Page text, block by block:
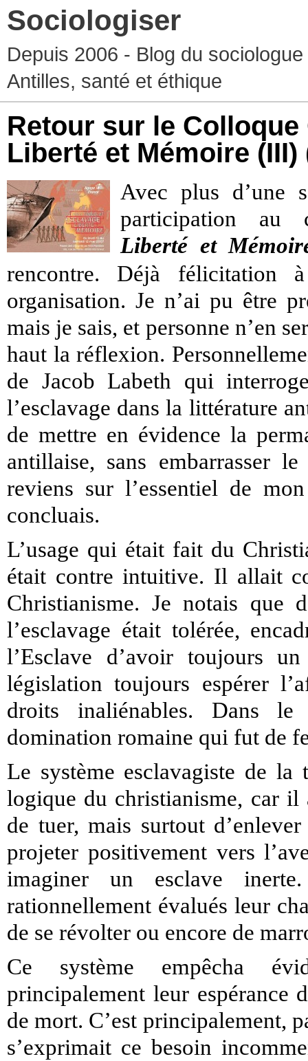
Sociologiser
Depuis 2006 - Blog du
Antilles, santé et éthique
Retour sur le
Liberté et Mémoire (III)
Avec plus d’une
participation au
Liberté et
rencontre. Déjà félicitation
organisation. Je n’ai pu être
mais je sais, et personne n’en
haut la réflexion.
de Jacob Labeth qui
l’esclavage dans la littérature
de mettre en évidence la
antillaise, sans embarrasser
reviens sur l’essentiel de
concluais.
L’usage qui était fait du
était contre intuitive. Il allait
Christianisme. Je notais que
l’esclavage était tolérée,
l’Esclave d’avoir toujours
législation toujours espérer
droits inaliénables. Dans
domination romaine qui fut de
Le système esclavagiste de
logique du christianisme, car
de tuer, mais surtout
projeter positivement vers
imaginer un esclave
rationnellement évalués leur
de se révolter ou encore de
Ce système empêcha
principalement leur espérance
de mort. C’est principalement,
s’exprimait ce besoin